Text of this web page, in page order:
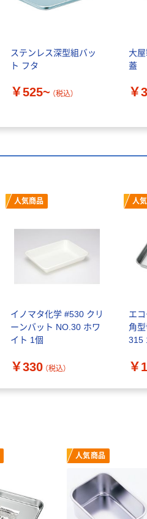
ステンレス深型組バッ
ト フタ
￥525~ （税込）
大
蓋
￥
人気商品
イノマタ化学 #530 クリ
ーンバット NO.30 ホワ
イト 1個
￥330 （税込）
人
エ
角
315
￥
人気商品